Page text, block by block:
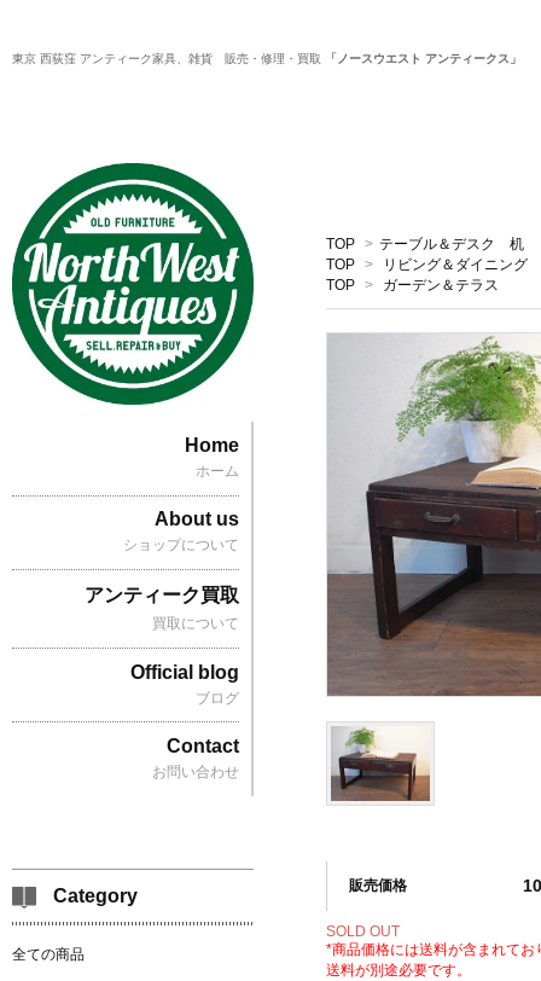
東京 西荻窪 アンティーク家具、雑貨 販売・修理・買取 「ノースウエスト アンティークス」
TOP > テーブル＆デスク 机
TOP >
リビング＆ダイニング
TOP > ガーデン＆テラス
販売価格
SOLD OUT
*商品価格には送料が含まれてお
送料が別途必要です。
Home
ホーム
About us
ショップについて
アンティーク買取
買取について
Official blog
ブログ
Contact
お問い合わせ
Category
全ての商品